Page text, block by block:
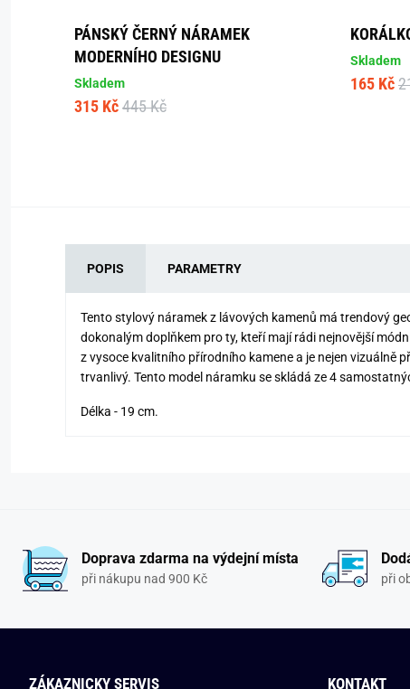
PÁNSKÝ ČERNÝ NÁRAMEK
MODERNÍHO DESIGNU
Skladem
315 Kč 445 Kč
Skladem
165 Kč
POPIS PARAMETRY
Tento stylový náramek z lávových kamenů má trendový
dokonalým doplňkem pro ty, kteří mají rádi nejnovější
z vysoce kvalitního přírodního kamene a je nejen vizuálně
trvanlivý. Tento model náramku se skládá ze 4
Délka - 19 cm.
Doprava zdarma na výdejní místa
při nákupu nad 900 Kč při
ZÁKAZNICKY SERVIS KONTAKT